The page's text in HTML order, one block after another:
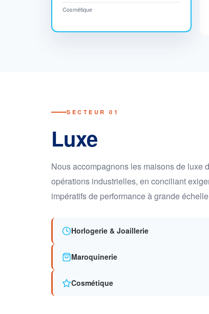
Cosmétique
SECTEUR 01
Luxe
Nous accompagnons les maisons de luxe
opérations industrielles, en conciliant
impératifs de performance à grande
Horlogerie & Joaillerie
Maroquinerie
Cosmétique
COSMÉTIQUE
+35%
Réorganisation d'un atelier de
alliant lean manufacturing et